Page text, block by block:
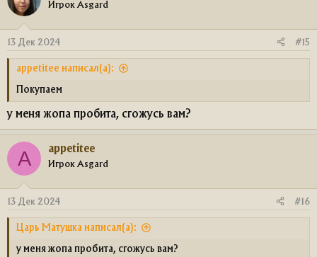
Игрок Asgard
13 Дек 2024 #15
appetitee написал(а):
Покупаем
у меня жопа пробита, сгожусь вам?
A appetitee
Игрок Asgard
13 Дек 2024 #16
Царь Матушка написал(а):
у меня жопа пробита, сгожусь вам?